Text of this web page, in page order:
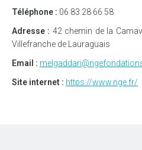
Téléphone : 06 83 28 66 58
Adresse : 42 chemin de la
Villefranche de Lauraguais
Email :
Site internet : https://www.nge.fr/